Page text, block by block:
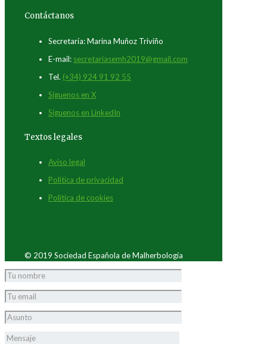
Contáctanos
Secretaría: Marina Muñoz Triviño
E-mail: secretariasemh2019@gmail.com
Tel. (+34) 924 91 92 55
Síguenos en X
Síguenos en LinkedIn
Textos legales
Aviso legal
Política de privacidad
Política de cookies
© 2019 Sociedad Española de Malherbología